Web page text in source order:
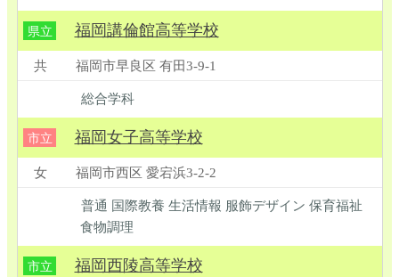
県立 福岡講倫館高等学校
共 福岡市早良区 有田3-9-1
総合学科
市立 福岡女子高等学校
女 福岡市西区 愛宕浜3-2-2
普通 国際教養 生活情報 服飾デザイン 保育福祉
食物調理
市立 福岡西陵高等学校